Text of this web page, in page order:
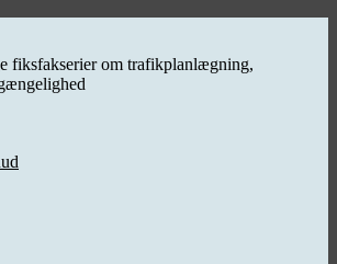
fiksfakserier om trafikplanlægning,